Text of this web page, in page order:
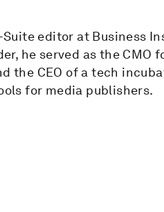
editor at Business
he served as the
the CEO of a tech
for media publishers.